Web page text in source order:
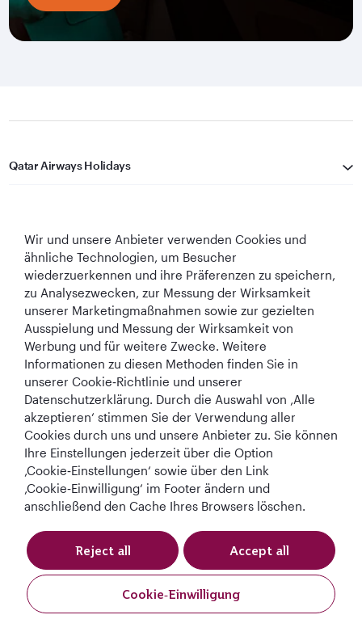
Qatar Airways Holidays
In Verbindung bleiben
Middle East
World's Best
Airline
World's Best
Business Class
Lounge
AGB Cookie-Richtlinie
Diese Website wird von Qatar Airways Holidays betrieben. Die Produkte
werden von Overseas Travel of Europe (französische
Unternehmensnummer (SIREN) 994 887 412) in Zusammenarbeit mit
GOODTRAVEL (479 454 423 und IM075120124) verkauft.
Wir und unsere Anbieter verwenden Cookies und
ähnliche Technologien, um Besucher
wiederzuerkennen und ihre Präferenzen zu speichern,
zu Analysezwecken, zur Messung der Wirksamkeit
unserer Marketingmaßnahmen sowie zur gezielten
Ausspielung und Messung der Wirksamkeit von
Werbung und für weitere Zwecke. Weitere
Informationen zu diesen Methoden finden Sie in
unserer Cookie‑Richtlinie und unserer
Datenschutzerklärung. Durch die Auswahl von ‚Alle
akzeptieren‘ stimmen Sie der Verwendung aller
Cookies durch uns und unsere Anbieter zu. Sie können
Ihre Einstellungen jederzeit über die Option
‚Cookie‑Einstellungen‘ sowie über den Link
‚Cookie‑Einwilligung‘ im Footer ändern und
anschließend den Cache Ihres Browsers löschen.
Cookie‑Einwilligung
Reject all Accept all